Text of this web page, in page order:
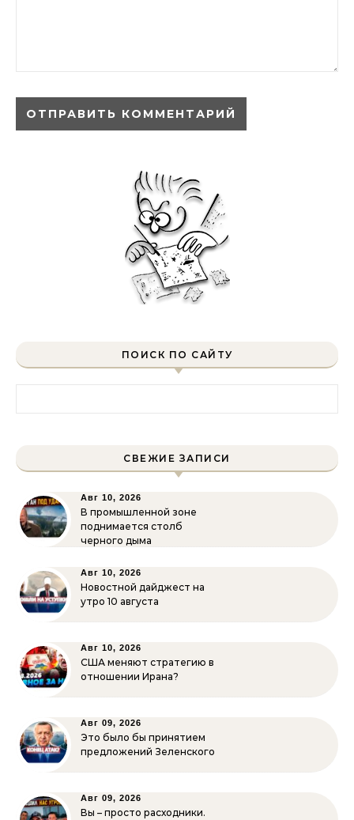
ПОИСК ПО САЙТУ
СВЕЖИЕ ЗАПИСИ
Авг 10, 2026
В промышленной зоне
поднимается столб
черного дыма
Авг 10, 2026
Новостной дайджест на
утро 10 августа
Авг 10, 2026
США меняют стратегию в
отношении Ирана?
Авг 09, 2026
Это было бы принятием
предложений Зеленского
Авг 09, 2026
Вы – просто расходники.